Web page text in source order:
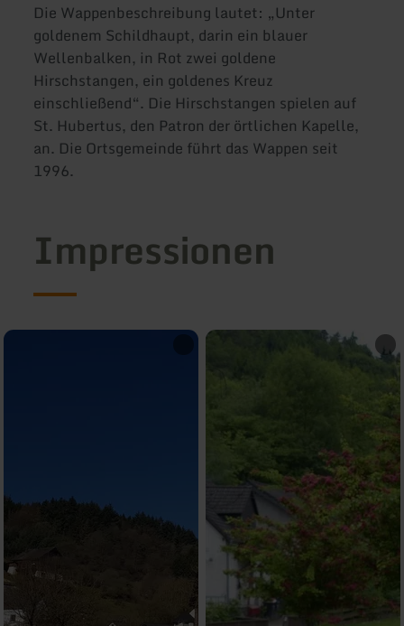
Die Wappenbeschreibung lautet: „Unter
goldenem Schildhaupt, darin ein blauer
Wellenbalken, in Rot zwei goldene
Hirschstangen, ein goldenes Kreuz
einschließend“. Die Hirschstangen spielen auf
St. Hubertus, den Patron der örtlichen Kapelle,
an. Die Ortsgemeinde führt das Wappen seit
1996.
Impressionen